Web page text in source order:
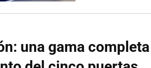
una gama